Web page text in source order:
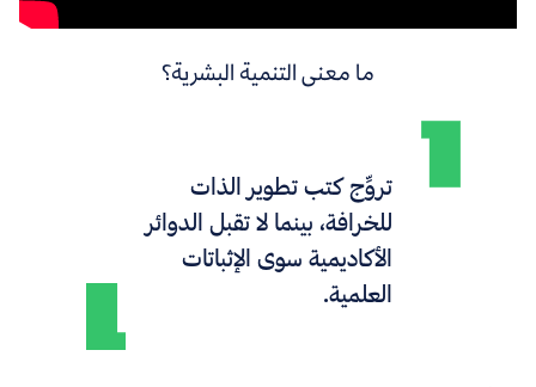
ما معنى التنمية البشرية؟
تروِّج كتب تطوير الذات
للخرافة، بينما لا تقبل الدوائر
الأكاديمية سوى الإثباتات
العلمية.